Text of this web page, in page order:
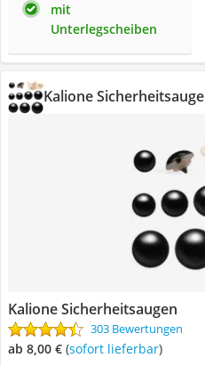
mit
Unterlegscheiben
Kalione
Kalione Sicherheitsaugen
303 Bewertungen
ab 8,00 € ( Sofort lieferbar)